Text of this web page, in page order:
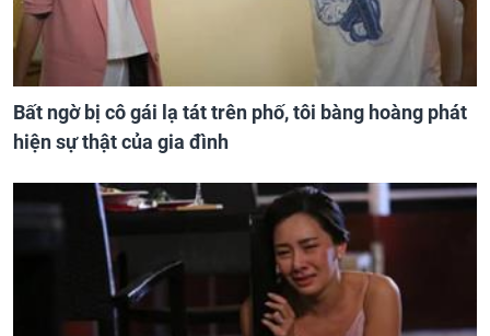
Bất ngờ bị cô gái lạ tát trên phố, tôi bàng hoàng phát
hiện sự thật của gia đình